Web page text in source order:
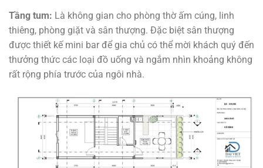
Tầng tum: Là không gian cho phòng thờ ấm cúng, linh
thiêng, phòng giặt và sân thượng. Đặc biệt sân thượng
được thiết kế mini bar để gia chủ có thể mời khách quý đến
thưởng thức các loại đồ uống và ngắm nhìn khoảng không
rất rộng phía trước của ngôi nhà.